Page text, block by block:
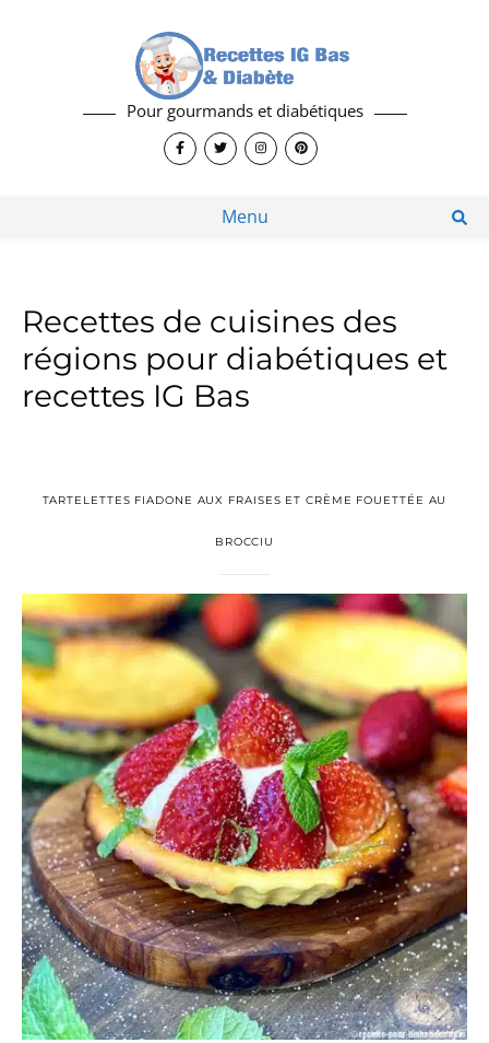
Pour gourmands et diabétiques
Menu
Recettes de cuisines des
régions pour diabétiques et
recettes IG Bas
TARTELETTES FIADONE AUX FRAISES ET CRÈME FOUETTÉE AU
BROCCIU